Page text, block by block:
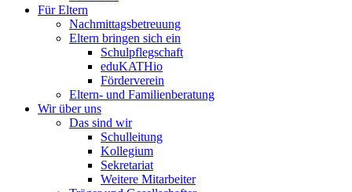
Für Eltern
Nachmittagsbetreuung
Eltern bringen sich ein
Schulpflegschaft
eduKATHio
Förderverein
Eltern- und Familienberatung
Wir über uns
Das sind wir
Schulleitung
Kollegium
Sekretariat
Weitere Mitarbeiter